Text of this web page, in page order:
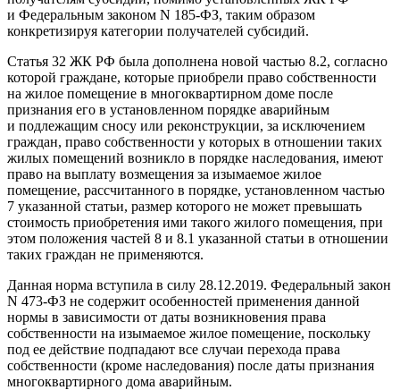
и Федеральным законом N 185-ФЗ, таким образом
конкретизируя категории получателей субсидий.
Статья 32 ЖК РФ была дополнена новой частью 8.2, согласно
которой граждане, которые приобрели право собственности
на жилое помещение в многоквартирном доме после
признания его в установленном порядке аварийным
и подлежащим сносу или реконструкции, за исключением
граждан, право собственности у которых в отношении таких
жилых помещений возникло в порядке наследования, имеют
право на выплату возмещения за изымаемое жилое
помещение, рассчитанного в порядке, установленном частью
7 указанной статьи, размер которого не может превышать
стоимость приобретения ими такого жилого помещения, при
этом положения частей 8 и 8.1 указанной статьи в отношении
таких граждан не применяются.
Данная норма вступила в силу 28.12.2019. Федеральный закон
N 473-ФЗ не содержит особенностей применения данной
нормы в зависимости от даты возникновения права
собственности на изымаемое жилое помещение, поскольку
под ее действие подпадают все случаи перехода права
собственности (кроме наследования) после даты признания
многоквартирного дома аварийным.